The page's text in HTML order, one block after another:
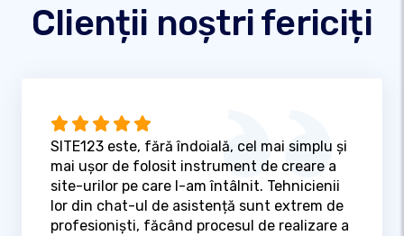
Clienții noștri fericiți
SITE123 este, fără îndoială, cel mai simplu și
mai ușor de folosit instrument de creare a
site-urilor pe care l-am întâlnit. Tehnicienii
lor din chat-ul de asistență sunt extrem de
profesioniști, făcând procesul de realizare a